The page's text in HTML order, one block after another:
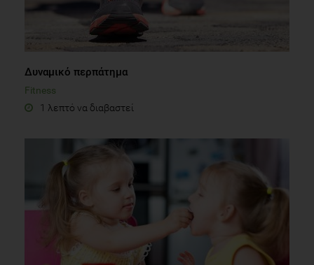
Δυναμικό περπάτημα
Fitness
1 λεπτό να διαβαστεί